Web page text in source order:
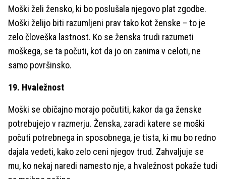
Moški želi žensko, ki bo poslušala njegovo plat zgodbe.
Moški želijo biti razumljeni prav tako kot ženske – to je
zelo človeška lastnost. Ko se ženska trudi razumeti
moškega, se ta počuti, kot da jo on zanima v celoti, ne
samo površinsko.
19. Hvaležnost
Moški se običajno morajo počutiti, kakor da ga ženske
potrebujejo v razmerju. Ženska, zaradi katere se moški
počuti potrebnega in sposobnega, je tista, ki mu bo redno
dajala vedeti, kako zelo ceni njegov trud. Zahvaljuje se
mu, ko nekaj naredi namesto nje, a hvaležnost pokaže tudi